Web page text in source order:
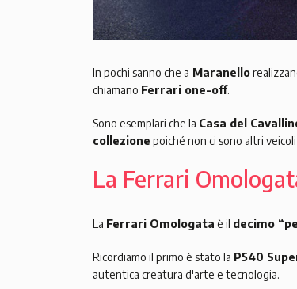
In pochi sanno che a Maranello
chiamano Ferrari one-off.
Sono esemplari che la Casa del
collezione poiché non ci sono altri
La Ferrari
La Ferrari Omologata è il decimo
Ricordiamo il primo è stato la P540
autentica creatura d'arte e tecnologia.